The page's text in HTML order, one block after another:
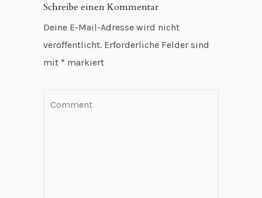
Schreibe einen Kommentar
Deine E-Mail-Adresse wird nicht
veröffentlicht. Erforderliche Felder sind
mit * markiert